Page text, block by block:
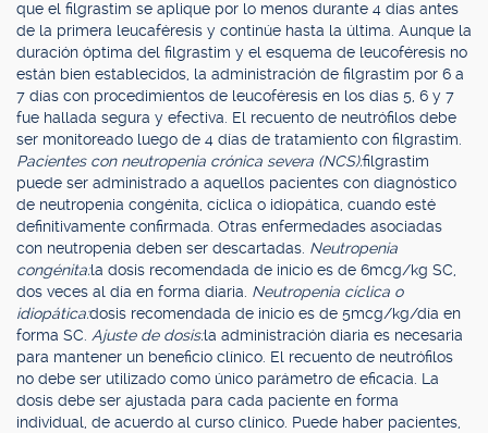
que el filgrastim se aplique por lo menos durante 4 días antes
de la primera leucaféresis y continúe hasta la última. Aunque la
duración óptima del filgrastim y el esquema de leucoféresis no
están bien establecidos, la administración de filgrastim por 6 a
7 días con procedimientos de leucoféresis en los días 5, 6 y 7
fue hallada segura y efectiva. El recuento de neutrófilos debe
ser monitoreado luego de 4 días de tratamiento con filgrastim.
Pacientes con neutropenia crónica severa (NCS):filgrastim
puede ser administrado a aquellos pacientes con diagnóstico
de neutropenia congénita, cíclica o idiopática, cuando esté
definitivamente confirmada. Otras enfermedades asociadas
con neutropenia deben ser descartadas. Neutropenia
congénita:la dosis recomendada de inicio es de 6mcg/kg SC,
dos veces al día en forma diaria. Neutropenia cíclica o
idiopática:dosis recomendada de inicio es de 5mcg/kg/día en
forma SC. Ajuste de dosis:la administración diaria es necesaria
para mantener un beneficio clínico. El recuento de neutrófilos
no debe ser utilizado como único parámetro de eficacia. La
dosis debe ser ajustada para cada paciente en forma
individual, de acuerdo al curso clínico. Puede haber pacientes,